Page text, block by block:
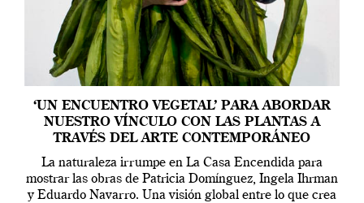
‘UN ENCUENTRO VEGETAL’ PARA ABORDAR
NUESTRO VÍNCULO CON LAS PLANTAS A
TRAVÉS DEL ARTE CONTEMPORÁNEO
La naturaleza irrumpe en La Casa Encendida para
mostrar las obras de Patricia Domínguez, Ingela Ihrman
y Eduardo Navarro. Una visión global entre lo que crea